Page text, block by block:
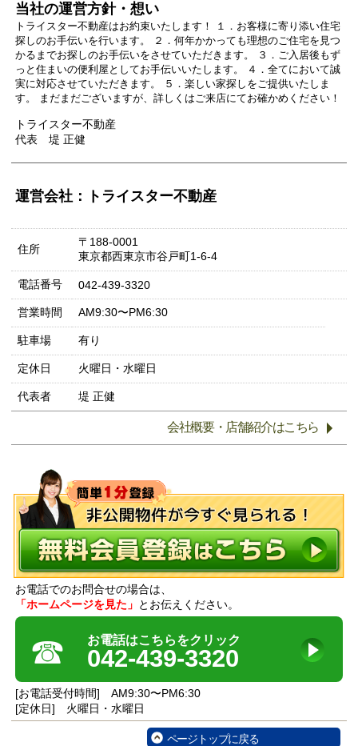
当社の運営方針・想い
トライスター不動産はお約束いたします！ １．お客様に寄り添い住宅
探しのお手伝いを行います。 ２．何年かかっても理想のご住宅を見つ
かるまでお探しのお手伝いをさせていただきます。 ３．ご入居後もず
っと住まいの便利屋としてお手伝いいたします。 ４．全てにおいて誠
実に対応させていただきます。 ５．楽しい家探しをご提供いたしま
す。 まだまだございますが、詳しくはご来店にてお確かめください！
トライスター不動産
代表 堤 正健
運営会社：トライスター不動産
住所
〒188-0001
東京都西東京市谷戸町1-6-4
電話番号 042-439-3320
営業時間 AM9:30〜PM6:30
駐車場 有り
定休日 火曜日・水曜日
代表者 堤 正健
会社概要・店舗紹介はこちら
お電話でのお問合せの場合は、
「ホームページを見た」 とお伝えください。
☎ お電話はこちらをクリック
042-439-3320
[お電話受付時間] AM9:30〜PM6:30
[定休日] 火曜日・水曜日
ページトップに戻る